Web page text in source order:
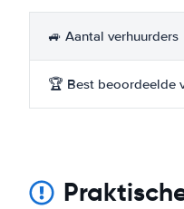
🚙 Aantal verhuurders
🏆 Best beoordeelde